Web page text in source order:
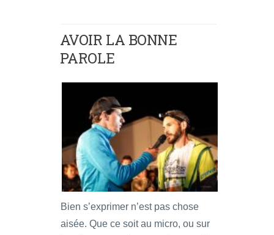
AVOIR LA BONNE
PAROLE
Bien s’exprimer n’est pas chose
aisée. Que ce soit au micro, ou sur